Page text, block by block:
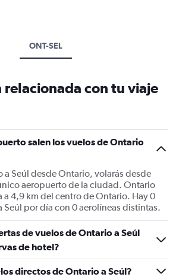
ONT-SEL
con tu viaje
salen los vuelos de Ontario
a Seúl desde Ontario, volarás desde
aeropuerto de la ciudad. Ontario
a 4,9 km del centro de Ontario. Hay 0
Seúl por día con 0 aerolíneas distintas.
de vuelos de Ontario a Seúl
de hotel?
directos de Ontario a Seúl?